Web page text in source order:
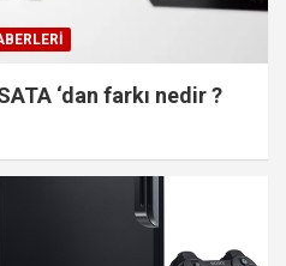
‘dan farkı nedir ?